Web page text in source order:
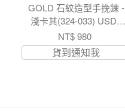
GOLD 石紋造型手挽鍊 -
淺卡其(324-033) USD$
30.6
NT$ 980
貨到通知我